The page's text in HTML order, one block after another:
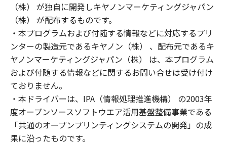
なお、「許諾ソフトウェア」には、本契約の各
条項が適用されない第三者のライブラリ、ソフ
トウェア、モジュール等（以下「第三者ソフト
ウェア」といいます。）が含まれる場合があり
ます。かかる「第三者ソフトウェア」の使用条
件は、本契約の末尾、「許諾ソフトウェア」に
関連するマニュアル等の資料、または「許諾ソ
フトウェア」内に記載されていますのでご確認
ください。
１．権利の留保
（株） が独自に開発しキヤノンマーケティングジャパン
（株） が配布するものです。
・本プログラムおよび付随する情報などに対応するプリ
ンターの製造元であるキヤノン（株） 、配布元であるキ
ヤノンマーケティングジャパン（株） は、本プログラム
および付随する情報などに関するお問い合せは受け付け
ておりません。
・本ドライバーは、IPA（情報処理推進機構） の2003年
度オープンソースソフトウエア活用基盤整備事業である
「共通のオープンプリンティングシステムの開発」の成
果に沿ったものです。